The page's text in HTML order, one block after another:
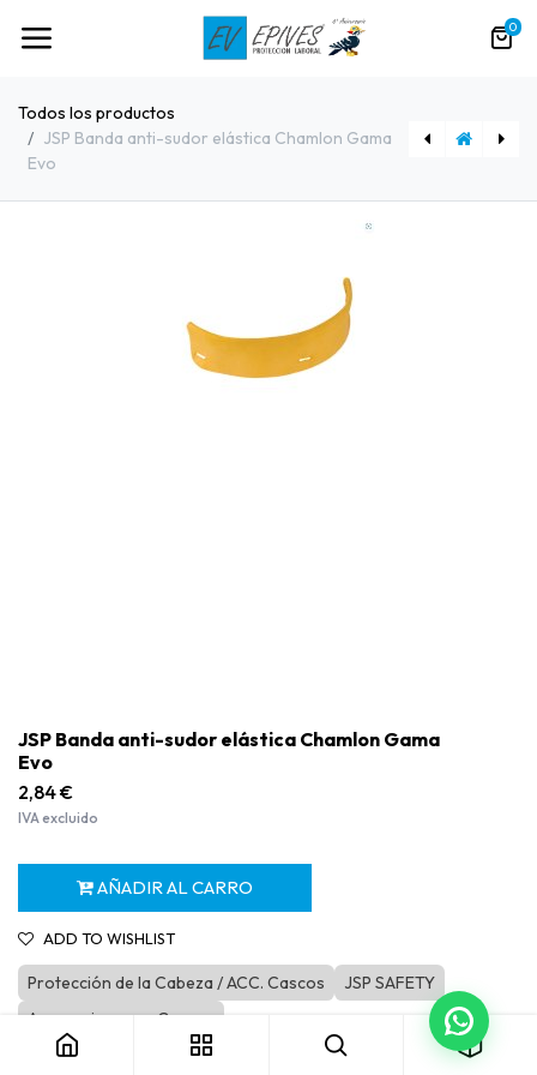
0
Todos los productos
JSP Banda anti-sudor elástica Chamlon Gama
Evo
JSP Banda anti-sudor elástica Chamlon Gama
Evo
2,84€
IVA excluido
AÑADIR AL CARRO
ADD TO WISHLIST
Protección de la Cabeza / ACC. Cascos
JSP SAFETY
Accesorios para Cascos